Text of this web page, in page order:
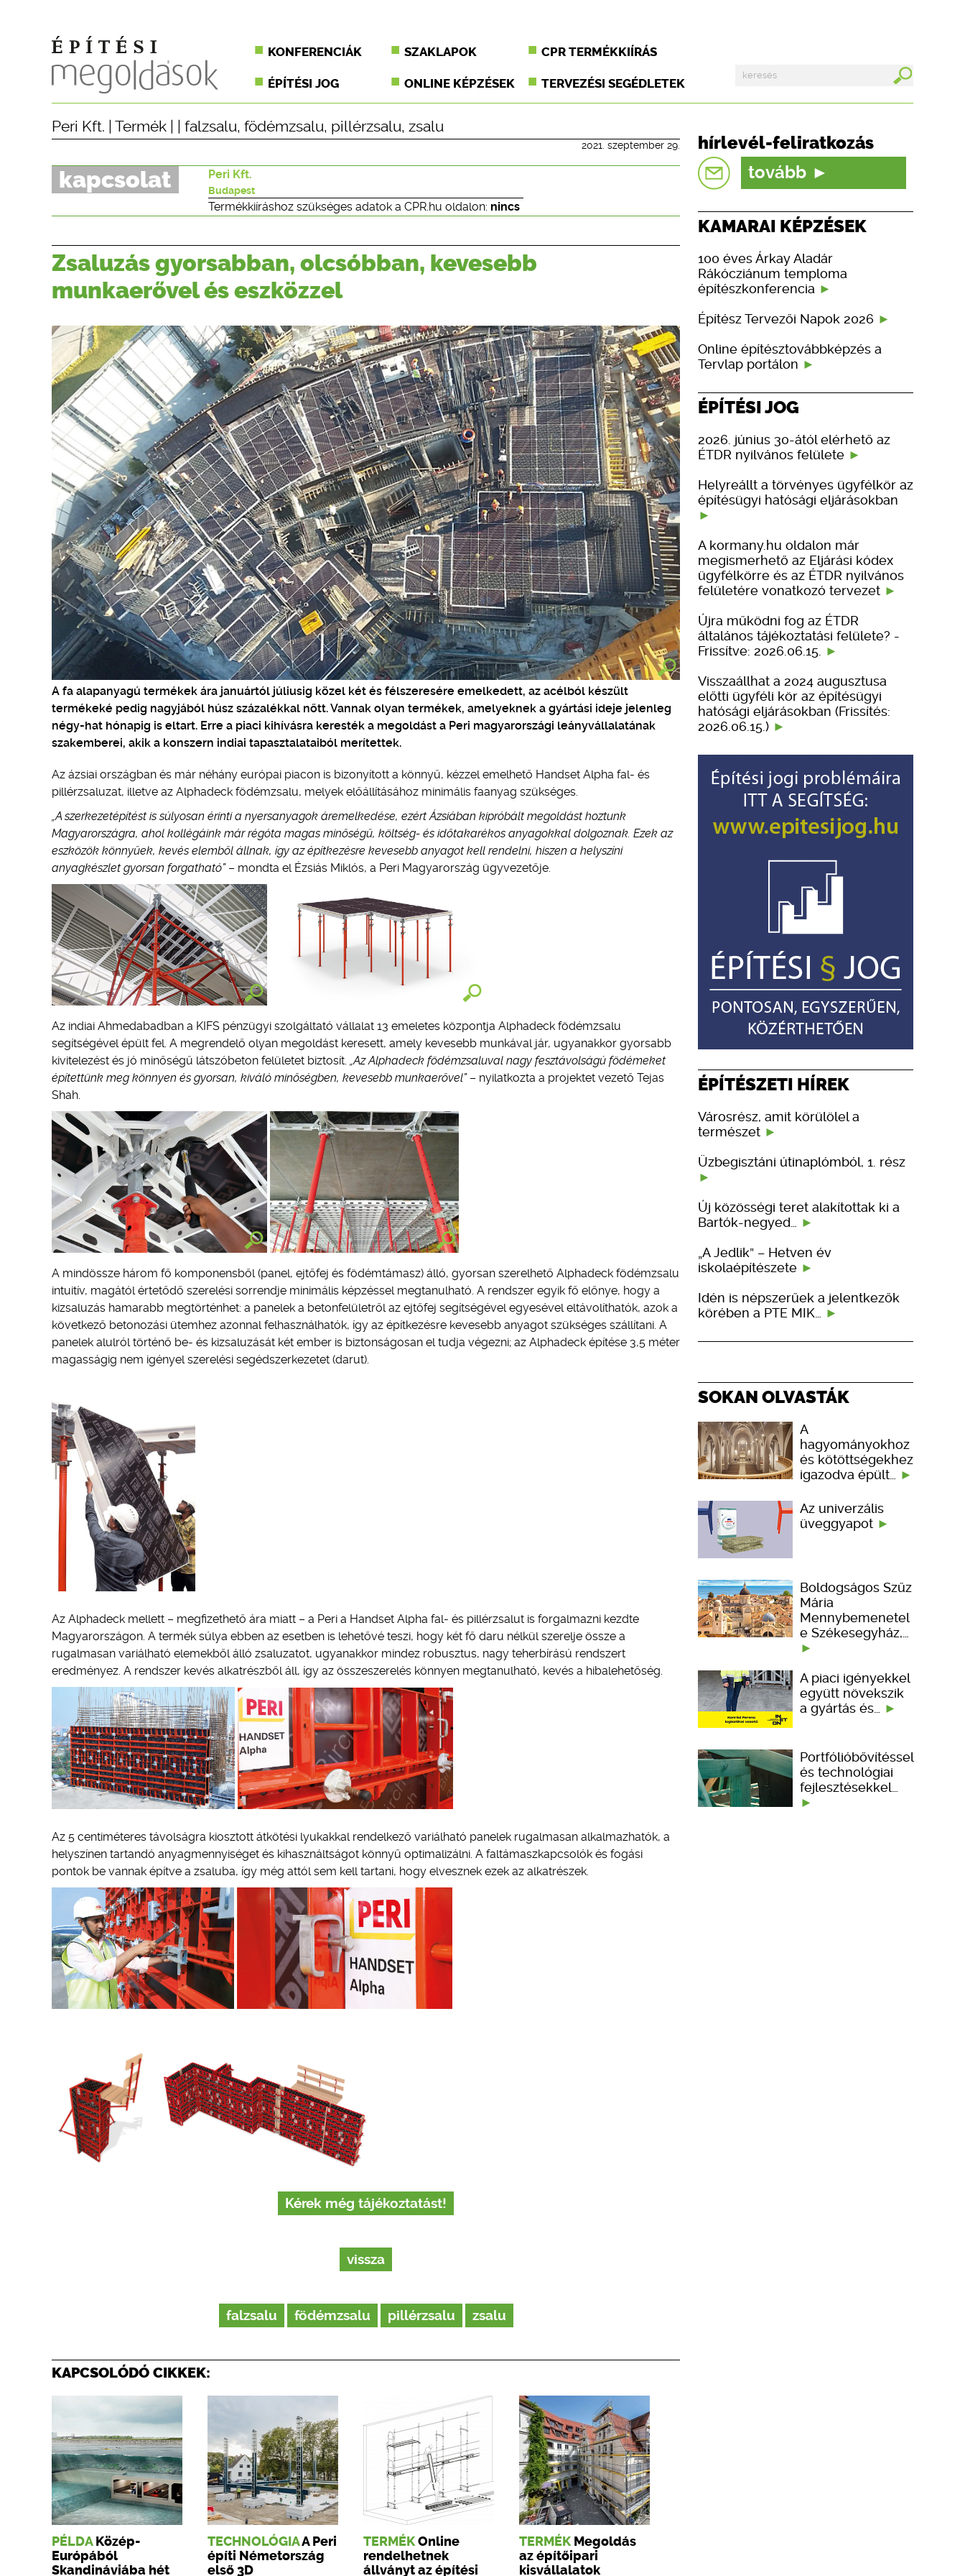
KONFERENCIÁK SZAKLAPOK CPR TERMÉKKIÍRÁS
ÉPÍTÉSI JOG ONLINE KÉPZÉSEK TERVEZÉSI SEGÉDLETEK
Peri Kft. Termék falzsalu, födémzsalu, pillérzsalu, zsalu
2021. szeptember 29.
kapcsolat Peri Kft.
Budapest
Termékkiíráshoz szükséges adatok a CPR.hu oldalon: nincs
Zsaluzás gyorsabban, olcsóbban, kevesebb
munkaerővel és eszközzel
A fa alapanyagú termékek ára januártól júliusig közel két és félszeresére emelkedett, az acélból készült
termékeké pedig nagyjából húsz százalékkal nőtt. Vannak olyan termékek, amelyeknek a gyártási ideje jelenleg
négy-hat hónapig is eltart. Erre a piaci kihívásra keresték a megoldást a Peri magyarországi leányvállalatának
szakemberei, akik a konszern indiai tapasztalataiból merítettek.
Az ázsiai országban és már néhány európai piacon is bizonyított a könnyű, kézzel emelhető Handset Alpha fal- és
pillérzsaluzat, illetve az Alphadeck födémzsalu, melyek előállításához minimális faanyag szükséges.
„A szerkezetépítést is súlyosan érinti a nyersanyagok áremelkedése, ezért Ázsiában kipróbált megoldást hoztunk
Magyarországra, ahol kollégáink már régóta magas minőségű, költség- és időtakarékos anyagokkal dolgoznak. Ezek az
eszközök könnyűek, kevés elemből állnak, így az építkezésre kevesebb anyagot kell rendelni, hiszen a helyszíni
anyagkészlet gyorsan forgatható”– mondta el Ézsiás Miklós, a Peri Magyarország ügyvezetője.
Az indiai Ahmedabadban a KIFS pénzügyi szolgáltató vállalat 13 emeletes központja Alphadeck födémzsalu
segítségével épült fel. A megrendelő olyan megoldást keresett, amely kevesebb munkával jár, ugyanakkor gyorsabb
kivitelezést és jó minőségű látszóbeton felületet biztosít. „Az Alphadeck födémzsaluval nagy fesztávolságú födémeket
építettünk meg könnyen és gyorsan, kiváló minőségben, kevesebb munkaerővel”– nyilatkozta a projektet vezető Tejas
Shah.
A mindössze három fő komponensből (panel, ejtőfej és födémtámasz) álló, gyorsan szerelhető Alphadeck födémzsalu
intuitív, magától értetődő szerelési sorrendje minimális képzéssel megtanulható. A rendszer egyik fő előnye, hogy a
kizsaluzás hamarabb megtörténhet: a panelek a betonfelületről az ejtőfej segítségével egyesével eltávolíthatók, azok a
következő betonozási ütemhez azonnal felhasználhatók, így az építkezésre kevesebb anyagot szükséges szállítani. A
panelek alulról történő be- és kizsaluzását két ember is biztonságosan el tudja végezni; az Alphadeck építése 3,5 méter
magasságig nem igényel szerelési segédszerkezetet (darut).
Az Alphadeck mellett – megfizethető ára miatt – a Peri a Handset Alpha fal- és pillérzsalut is forgalmazni kezdte
Magyarországon. A termék súlya ebben az esetben is lehetővé teszi, hogy két fő daru nélkül szerelje össze a
rugalmasan variálható elemekből álló zsaluzatot, ugyanakkor mindez robusztus, nagy teherbírású rendszert
eredményez. A rendszer kevés alkatrészből áll, így az összeszerelés könnyen megtanulható, kevés a hibalehetőség.
Az 5 centiméteres távolságra kiosztott átkötési lyukakkal rendelkező variálható panelek rugalmasan alkalmazhatók, a
helyszínen tartandó anyagmennyiséget és kihasználtságot könnyű optimalizálni. A faltámaszkapcsolók és fogási
pontok be vannak építve a zsaluba, így még attól sem kell tartani, hogy elvesznek ezek az alkatrészek.
Kérek még tájékoztatást!
vissza
falzsalu födémzsalu pillérzsalu zsalu
KAPCSOLÓDÓ CIKKEK:
PÉLDA Közép-
Európából
Skandináviába hét
TECHNOLÓGIAA Peri
építi Németország
első 3D
TERMÉK Online
rendelhetnek
állványt az építési
TERMÉK Megoldás
az építőipari
kisvállalatok
hírlevél-feliratkozás
tovább
KAMARAI KÉPZÉSEK
100 éves Árkay Aladár
Rákócziánum temploma
építészkonferencia
Építész Tervezői Napok 2026
Online építésztovábbképzés a
Tervlap portálon
ÉPÍTÉSI JOG
2026. június 30-ától elérhető az
ÉTDR nyilvános felülete
Helyreállt a törvényes ügyfélkör az
építésügyi hatósági eljárásokban
A kormany.hu oldalon már
megismerhető az Eljárási kódex
ügyfélkörre és az ÉTDR nyilvános
felületére vonatkozó tervezet
Újra működni fog az ÉTDR
általános tájékoztatási felülete? -
Frissítve: 2026.06.15.
Visszaállhat a 2024 augusztusa
előtti ügyféli kör az építésügyi
hatósági eljárásokban (Frissítés:
2026.06.15.)
ÉPÍTÉSZETI HÍREK
Városrész, amit körülölel a
természet
Üzbegisztáni útinaplómból, 1. rész
Új közösségi teret alakítottak ki a
Bartók-negyed…
„A Jedlik” – Hetven év
iskolaépítészete
Idén is népszerűek a jelentkezők
körében a PTE MIK…
SOKAN OLVASTÁK
A
hagyományokhoz
és kötöttségekhez
igazodva épült…
Az univerzális
üveggyapot
Boldogságos Szűz
Mária
Mennybemenetel
e Székesegyház,…
A piaci igényekkel
együtt növekszik
a gyártás és…
Portfólióbővítéssel
és technológiai
fejlesztésekkel…